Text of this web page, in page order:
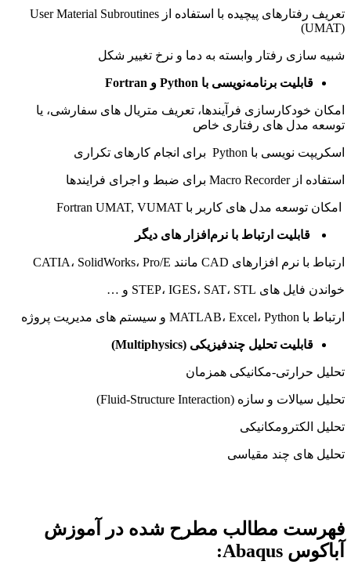
تعریف رفتارهای پیچیده با استفاده از User Material Subroutines
(UMAT)
شبیه‌ سازی رفتار وابسته به دما و نرخ تغییر شکل
قابلیت برنامه‌نویسی با Python و Fortran
امکان خودکارسازی فرآیندها، تعریف متریال‌ های سفارشی، یا
توسعه مدل‌ های رفتاری خاص
اسکریپت‌ نویسی با Python برای انجام کارهای تکراری
استفاده از Macro Recorder برای ضبط و اجرای فرایندها
امکان توسعه مدل‌ های کاربر با Fortran UMAT, VUMAT
قابلیت ارتباط با نرم‌افزار های دیگر
ارتباط با نرم‌ افزارهای CAD مانند CATIA، SolidWorks، Pro/E
خواندن فایل‌ های STEP، IGES، SAT، STL و …
ارتباط با MATLAB، Excel، Python و سیستم‌ های مدیریت پروژه
قابلیت تحلیل چندفیزیکی (Multiphysics)
تحلیل حرارتی-مکانیکی همزمان
تحلیل سیالات و سازه (Fluid-Structure Interaction)
تحلیل الکترومکانیکی
تحلیل‌ های چند مقیاسی
فهرست مطالب مطرح شده در آموزش
آباکوس Abaqus: